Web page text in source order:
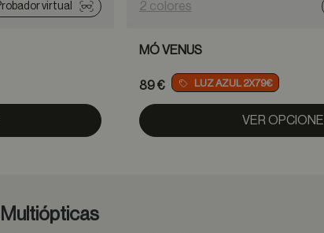
virtual 2 colores
MÓ VENUS
89 € LUZ AZUL 2X79€
VER